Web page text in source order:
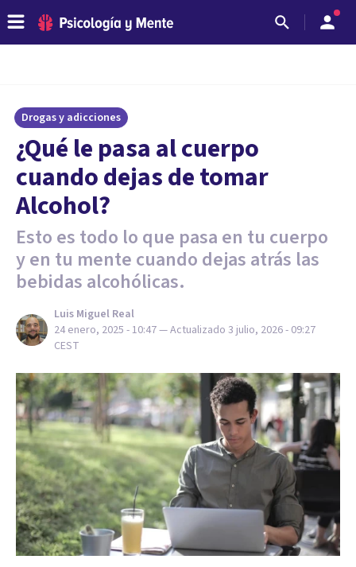
Drogas y adicciones
¿Qué le pasa al cuerpo
cuando dejas de tomar
Alcohol?
Esto es todo lo que pasa en tu cuerpo
y en tu mente cuando dejas atrás las
bebidas alcohólicas.
Luis Miguel Real
24 enero, 2025 - 10:47— Actualizado 3 julio, 2026 - 09:27
CEST